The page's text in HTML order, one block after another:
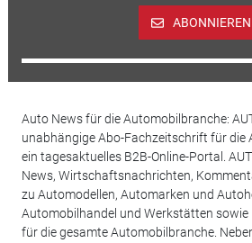
ABONNIEREN
Auto News für die Automobilbranche:
unabhängige Abo-Fachzeitschrift für die
ein tagesaktuelles B2B-Online-Portal.
News, Wirtschaftsnachrichten,
zu Automodellen, Automarken und
Automobilhandel und Werkstätten
für die gesamte Automobilbranche.